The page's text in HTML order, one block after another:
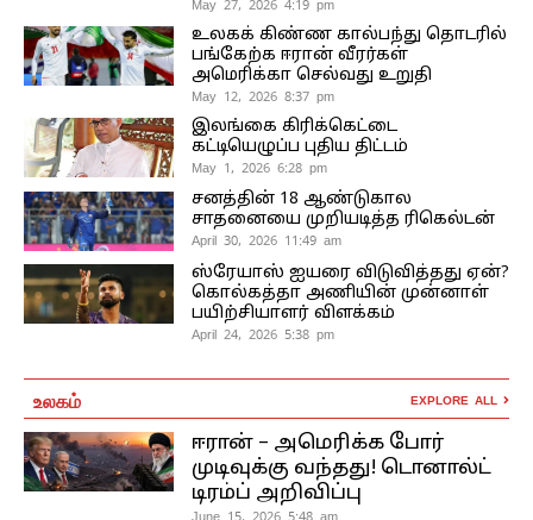
May 27, 2026 4:19 pm
உலகக் கிண்ண கால்பந்து தொடரில்
பங்கேற்க ஈரான் வீரர்கள்
அமெரிக்கா செல்வது உறுதி
May 12, 2026 8:37 pm
இலங்கை கிரிக்கெட்டை
கட்டியெழுப்ப புதிய திட்டம்
May 1, 2026 6:28 pm
சனத்தின் 18 ஆண்டுகால
சாதனையை முறியடித்த ரிகெல்டன்
April 30, 2026 11:49 am
ஸ்ரேயாஸ் ஐயரை விடுவித்தது ஏன்?
கொல்கத்தா அணியின் முன்னாள்
பயிற்சியாளர் விளக்கம்
April 24, 2026 5:38 pm
உலகம் EXPLORE ALL
ஈரான் – அமெரிக்க போர்
முடிவுக்கு வந்தது! டொனால்ட்
டிரம்ப் அறிவிப்பு
June 15, 2026 5:48 am